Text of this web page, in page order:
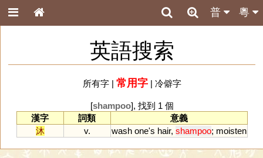
粵
普
英語搜索
所有字| 常用字| 冷僻字
[shampoo], 找到 1 個
漢字
詞類
意義
沐
v. wash one's hair, shampoo; moisten